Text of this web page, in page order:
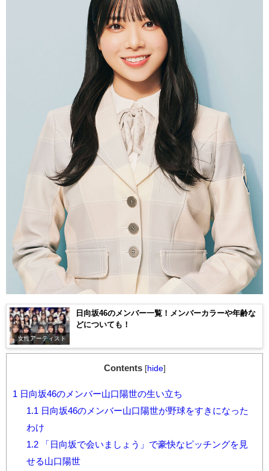
女性アーティスト
日向坂46のメンバー一覧！メンバーカラーや年齢な
どについても！
Contents [hide]
1 日向坂46のメンバー山口陽世の生い立ち
1.1 日向坂46のメンバー山口陽世が野球をすきになった
わけ
1.2「日向坂で会いましょう」で豪快なピッチングを見
せる山口陽世